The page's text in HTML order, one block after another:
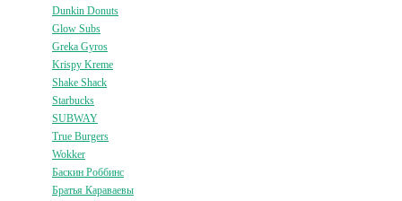
Dunkin Donuts
Glow Subs
Greka Gyros
Krispy Kreme
Shake Shack
Starbucks
SUBWAY
True Burgers
Wokker
Баскин Роббинс
Братья Караваевы